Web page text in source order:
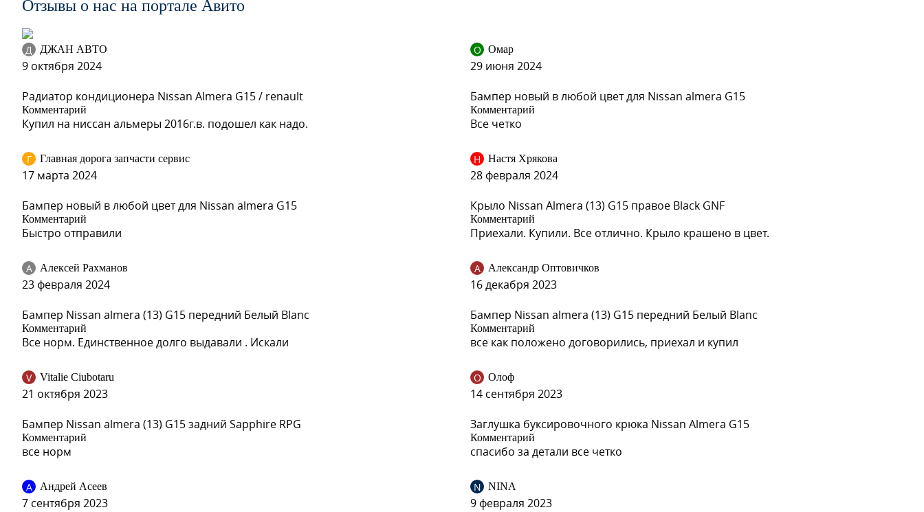
HXA - MINERAL BEIGE
KXC - ULTRA SILVER
DXA - OLIVE SABLE
JXA, AKE - ALPINE KHAKI
JXA, AKE - ALPINE KHAKI
JXA, AKE - ALPINE KHAKI
BPE - WHITE PEARL
Отзывы о нас на портале Авито
Д ДЖАН АВТО
9 октября 2024
Радиатор кондиционера Nissan Almera G15 / renault
Комментарий
Купил на ниссан альмеры 2016г.в. подошел как надо.
О Омар
29 июня 2024
Бампер новый в любой цвет для Nissan almera G15
Комментарий
Все четко
Г Главная дорога запчасти сервис
17 марта 2024
Бампер новый в любой цвет для Nissan almera G15
Комментарий
Быстро отправили
Н Настя Хрякова
28 февраля 2024
Крыло Nissan Almera (13) G15 правое Black GNF
Комментарий
Приехали. Купили. Все отлично. Крыло крашено в цвет.
А Алексей Рахманов
23 февраля 2024
Бампер Nissan almera (13) G15 передний Белый Blanc
Комментарий
Все норм. Единственное долго выдавали . Искали
А Александр Оптовичков
16 декабря 2023
Бампер Nissan almera (13) G15 передний Белый Blanc
Комментарий
все как положено договорились, приехал и купил
V Vitalie Ciubotaru
21 октября 2023
Бампер Nissan almera (13) G15 задний Sapphire RPG
Комментарий
все норм
О Олоф
14 сентября 2023
Заглушка буксировочного крюка Nissan Almera G15
Комментарий
спасибо за детали все четко
А Андрей Асеев
7 сентября 2023
N NINA
9 февраля 2023